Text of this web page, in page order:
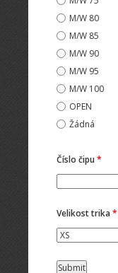
M/W 80
M/W 85
M/W 90
M/W 95
M/W 100
OPEN
Žádná
Číslo čipu *
Velikost trika *